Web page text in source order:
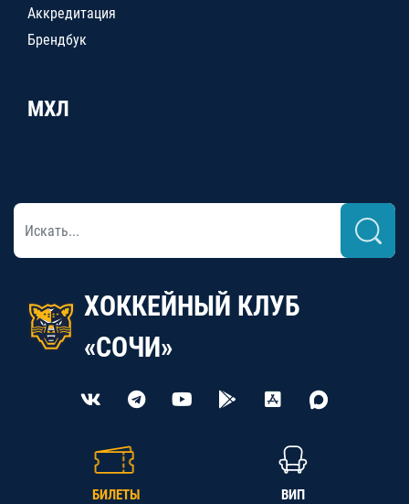
Аккредитация
Брендбук
МХЛ
ХОККЕЙНЫЙ КЛУБ
«СОЧИ»
БИЛЕТЫ ВИП